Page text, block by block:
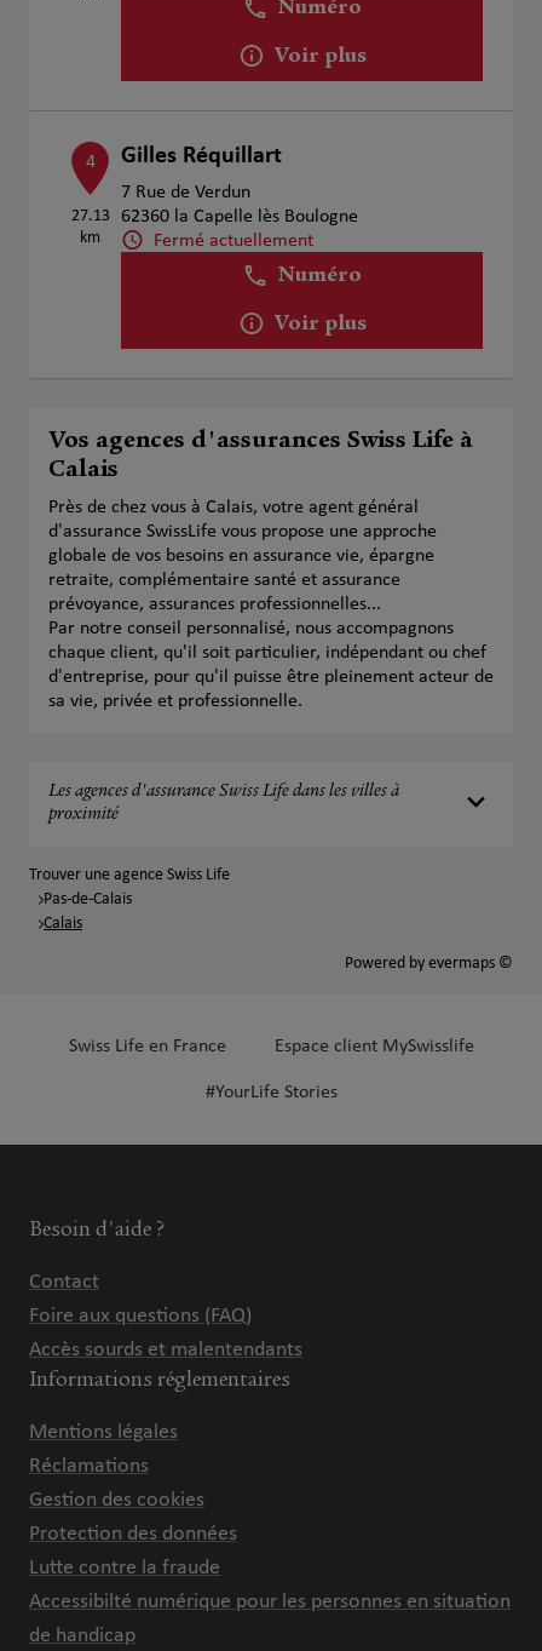
Numéro
Voir plus
4
27.13
km
Gilles Réquillart
7 Rue de Verdun
62360 la Capelle lès Boulogne
Fermé actuellement
Numéro
Voir plus
Vos agences d'assurances Swiss Life à
Calais
Près de chez vous à Calais, votre agent général
d'assurance SwissLife vous propose une approche
globale de vos besoins en assurance vie, épargne
retraite, complémentaire santé et assurance
prévoyance, assurances professionnelles...
Par notre conseil personnalisé, nous accompagnons
chaque client, qu'il soit particulier, indépendant ou chef
d'entreprise, pour qu'il puisse être pleinement acteur de
sa vie, privée et professionnelle.
Les agences d'assurance Swiss Life dans les villes à
proximité
Trouver une agence Swiss Life
Pas-de-Calais
Calais
Powered by evermaps ©
Swiss Life en France Espace client MySwisslife
#YourLife Stories
Besoin d'aide ?
Contact
Foire aux questions (FAQ)
Accès sourds et malentendants
Informations réglementaires
Mentions légales
Réclamations
Gestion des cookies
Protection des données
Lutte contre la fraude
Accessibilté numérique pour les personnes en situation
de handicap